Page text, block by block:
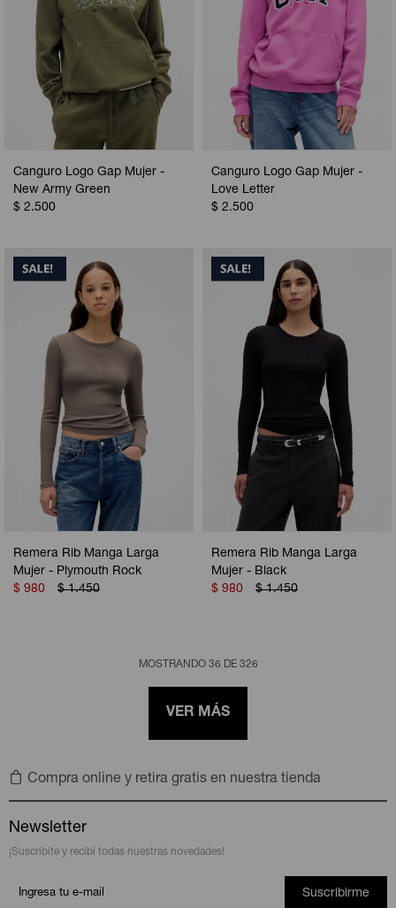
Canguro Logo Gap Mujer -
New Army Green
$ 2.500
Canguro Logo Gap Mujer -
Love Letter
$ 2.500
Remera Rib Manga Larga
Mujer - Plymouth Rock
$ 980 $ 1.450
Remera Rib Manga Larga
Mujer - Black
$ 980 $ 1.450
MOSTRANDO 36 DE 326
VER MÁS
Compra online y retira gratis en nuestra tienda
Newsletter
¡Suscribite y recibí todas nuestras novedades!
Suscribirme